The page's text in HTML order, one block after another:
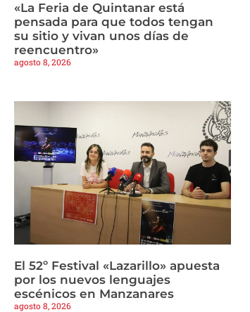
«La Feria de Quintanar está
pensada para que todos tengan
su sitio y vivan unos días de
reencuentro»
agosto 8, 2026
El 52º Festival «Lazarillo» apuesta
por los nuevos lenguajes
escénicos en Manzanares
agosto 8, 2026